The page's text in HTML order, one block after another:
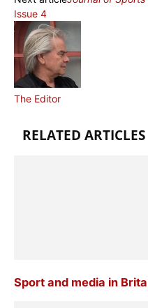
Issue 4
The Editor
RELATED ARTICLES
Sport and media in